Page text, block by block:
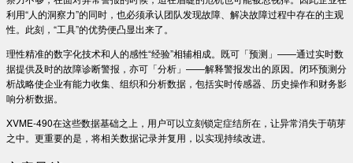
利用“人的洞察力”的同时，也必须承认团队发现故障、解决故障过程中存在的主观
性。此刻，“工具”的优势便凸显出来了。
理性精准的数字化技术和人的感性“经验”相辅相成。既可「预测」——通过实时数
据提供及时的故障诊断警报，亦可「分析」——解释警报发出的原因。闭环预测分
析战略使企业有能力收集、组织和分析数据，包括实时传感器、历史操作和财务影
响分析数据。
XVME-490在这些数据基础之上，用户可以立刻锁定症结所在，让异常消失于萌芽
之中。更重要的是，将相关数据记录并复用，以实现持续改进。